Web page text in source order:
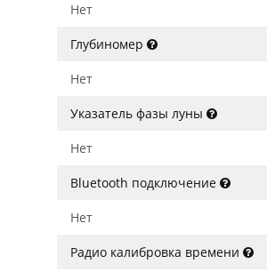
Нет
Глубиномер
Нет
Указатель фазы луны
Нет
Bluetooth подключение
Нет
Радио калибровка времени